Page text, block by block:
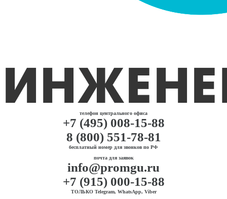
телефон центрального офиса
+7 (495) 008-15-88
8 (800) 551-78-81
бесплатный номер для звонков по РФ
почта для заявок
info@promgu.ru
+7 (915) 000-15-88
ТОЛЬКО Telegram, WhatsApp, Viber